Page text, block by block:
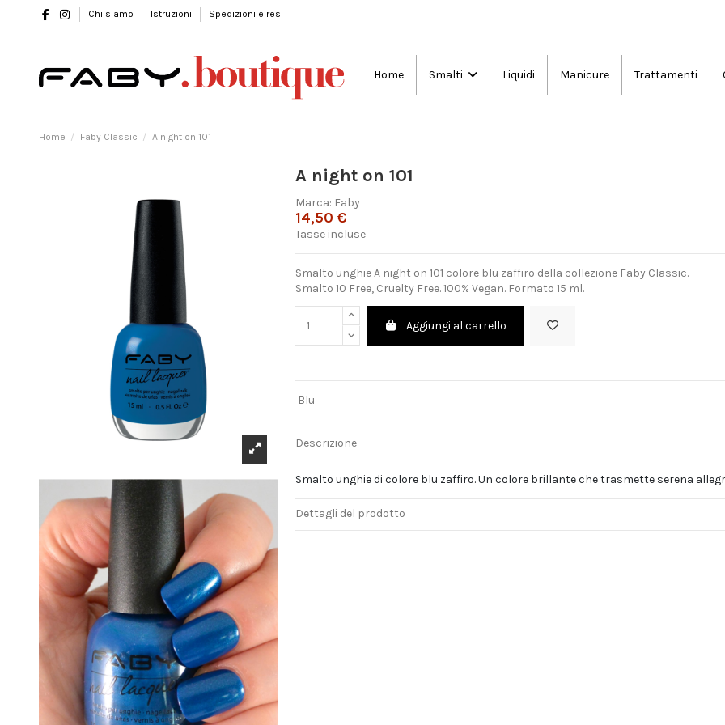
Chi siamo Istruzioni Spedizioni e resi
Home Smalti Liquidi Manicure Trattamenti
Home Faby Classic A night on 101
A night on 101
Marca: Faby
14,50 €
Tasse incluse
Smalto unghie A night on 101 colore blu zaffiro della collezione Faby Classic.
Smalto 10 Free, Cruelty Free. 100% Vegan. Formato 15 ml.
Aggiungi al carrello
Blu
Descrizione
Smalto unghie di colore blu zaffiro. Un colore brillante che trasmette serena
Dettagli del prodotto